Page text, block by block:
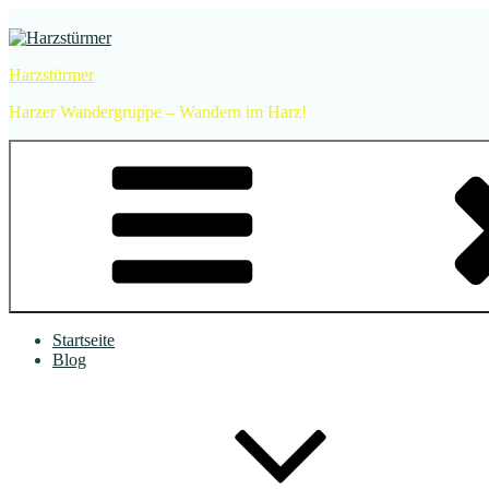
Inhalt
Harzstürmer
Harzer Wandergruppe – Wandern im Harz!
Startseite
Blog